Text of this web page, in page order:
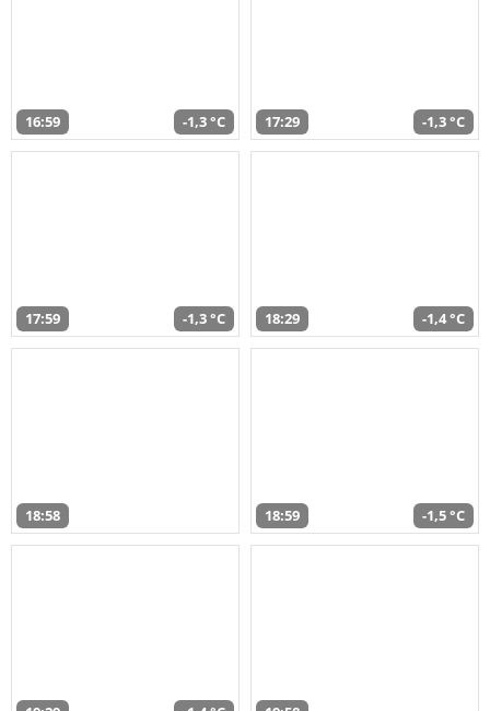
16:59 -1,3 °C 17:29 -1,3 °C
17:59 -1,3 °C 18:29 -1,4 °C
18:58 18:59 -1,5 °C